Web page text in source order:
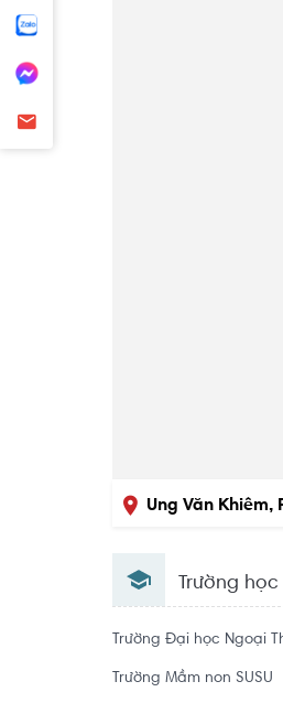
Ung Văn Khiêm,
Trường học
Trường Đại học Ngoại
Trường Mầm non SUSU